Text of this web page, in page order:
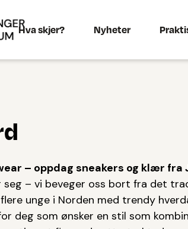
Hva skjer? Nyheter
– oppdag sneakers og klær fra
seg – vi beveger oss bort fra det
unge i Norden med trendy
deg som ønsker en stil som